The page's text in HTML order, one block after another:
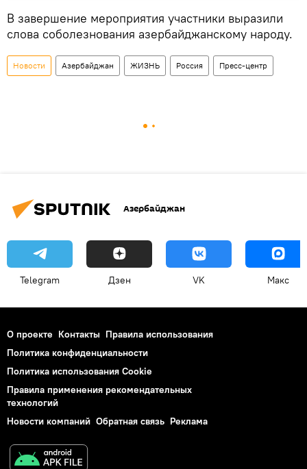
В завершение мероприятия участники выразили
слова соболезнования азербайджанскому народу.
Новости Азербайджан ЖИЗНЬ Россия Пресс-центр
Азербайджан
Telegram Дзен VK Макс
О проекте Контакты Правила использования
Политика конфиденциальности
Политика использования Cookie
Правила применения рекомендательных
технологий
Новости компаний Обратная связь Реклама